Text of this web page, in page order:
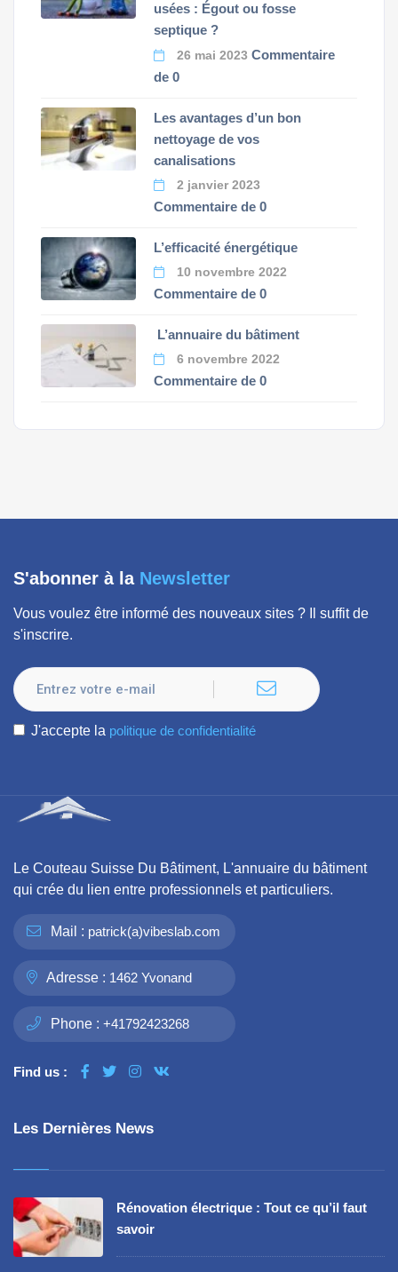
usées : Égout ou fosse
septique ?
26 mai 2023 Commentaire
de 0
Les avantages d’un bon
nettoyage de vos
canalisations
2 janvier 2023
Commentaire de 0
L’efficacité énergétique
10 novembre 2022
Commentaire de 0
L’annuaire du bâtiment
6 novembre 2022
Commentaire de 0
S'abonner à la Newsletter
Vous voulez être informé des nouveaux sites ? Il suffit de
s'inscrire.
J'accepte la politique de confidentialité
Le Couteau Suisse Du Bâtiment, L'annuaire du bâtiment
qui crée du lien entre professionnels et particuliers.
Mail : patrick(a)vibeslab.com
Adresse : 1462 Yvonand
Phone : +41792423268
Find us :
Les Dernières News
Rénovation électrique : Tout ce qu’il faut
savoir